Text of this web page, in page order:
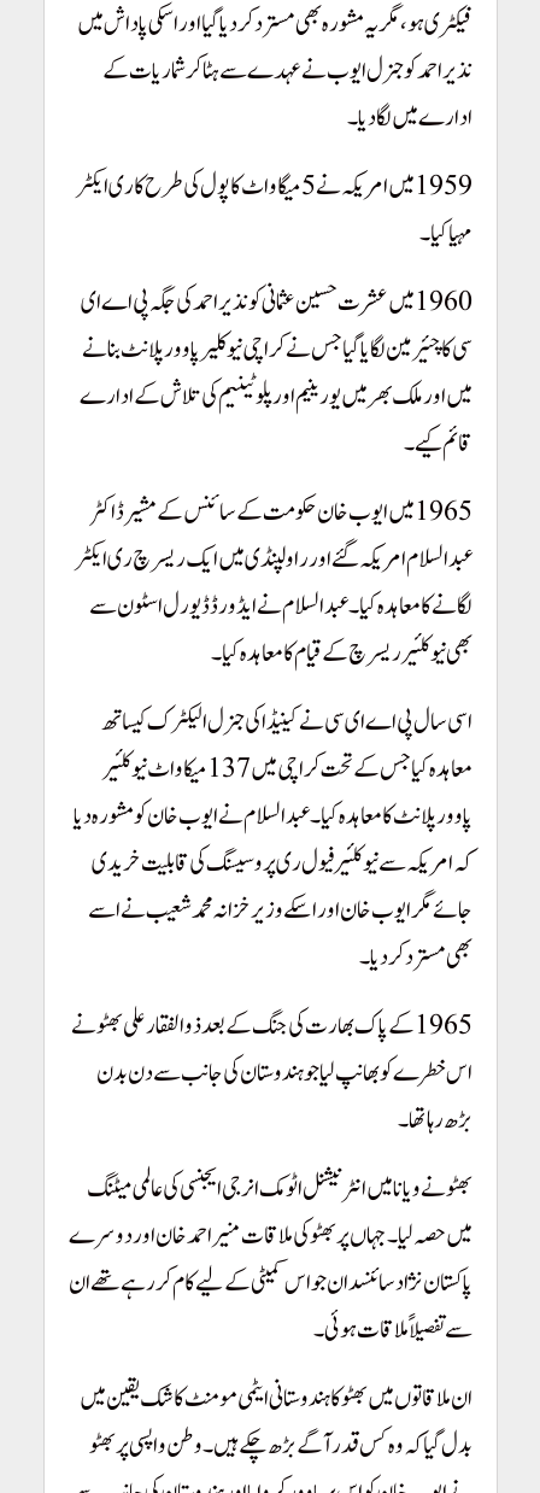
فیکٹری ہو، مگر یہ مشورہ بھی مسترد کر دیا گیا اور اسکی پاداش میں
نذیر احمد کو جنرل ایوب نے عہدے سے ہٹا کر شماریات کے
ادارے میں لگا دیا۔
1959 میں امریکہ نے 5 میگاواٹ کا پول کی طرح کا ری ایکٹر
مہیا کیا۔
1960 میں عشرت حسین عثمانی کو نذیر احمد کی جگہ پی اے ای
سی کا چئیرمین لگایا گیا جس نے کراچی نیوکلیر پاوور پلانٹ بنانے
میں اور ملک بھر میں یورینیم اور پلوٹینیم کی تلاش کے ادارے
قائم کیے۔
1965 میں ایوب خان حکومت کے سائنس کے مشیر ڈاکٹر
عبدالسلام امریکہ گئے اور راولپنڈی میں ایک ریسرچ ری ایکٹر
لگانے کا معاہدہ کیا۔ عبدالسلام نے ایڈورڈ ڈیورل اسٹون سے
بھی نیوکلئیر ریسرچ کے قیام کا معاہدہ کیا۔
اسی سال پی اے ای سی نے کینیڈا کی جنرل الیکٹرک کیساتھ
معاہدہ کیا جس کے تحت کراچی میں 137 میکا واٹ نیو کلئیر
پاوور پلانٹ کا معاہدہ کیا۔ عبدالسلام نے ایوب خان کو مشورہ دیا
کہ امریکہ سے نیوکلئیر فیول ری پروسیسنگ کی قابلیت خریدی
جائے مگر ایوب خان اور اسکے وزیرخزانہ محمد شعیب نے اسے
بھی مسترد کر دیا۔
1965 کے پاک بھارت کی جنگ کے بعد ذوالفقار علی بھٹو نے
اس خطرے کو بھانپ لیا جو ہندوستان کی جانب سے دن بدن
بڑھ رہا تھا۔
بھٹو نے ویانا میں انٹرنیشنل اٹومک انرجی ایجنسی کی عالمی میٹنگ
میں حصہ لیا۔ جہاں پر بھٹو کی ملاقات منیر احمد خان اور دوسرے
پاکستان نژاد سائنسدان جو اس کمیٹی کے لیے کام کررہے تھے ان
سے تفصیلاً ملاقات ہوئی۔
ان ملاقاتوں میں بھٹو کا ہندوستانی ایٹمی مومنٹ کا شک یقین میں
بدل گیا کہ وہ کس قدر آگے بڑھ چکے ہیں۔ وطن واپسی پر بھٹو